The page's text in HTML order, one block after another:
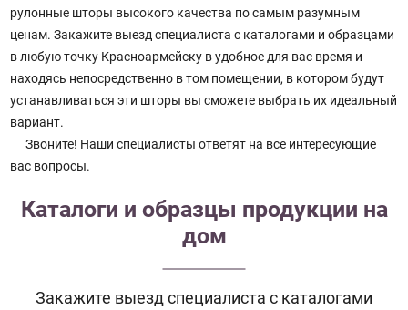
рулонные шторы высокого качества по самым разумным
ценам. Закажите выезд специалиста с каталогами и образцами
в любую точку Красноармейску в удобное для вас время и
находясь непосредственно в том помещении, в котором будут
устанавливаться эти шторы вы сможете выбрать их идеальный
вариант.
Звоните! Наши специалисты ответят на все интересующие
вас вопросы.
Каталоги и образцы продукции на
дом
Закажите выезд специалиста с каталогами